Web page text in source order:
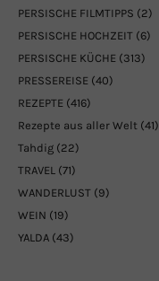
PERSISCHE FILMTIPPS (2)
PERSISCHE HOCHZEIT (6)
PERSISCHE KÜCHE (313)
PRESSEREISE (40)
REZEPTE (416)
Rezepte aus aller Welt (41)
Tahdig (22)
TRAVEL (71)
WANDERLUST (9)
WEIN (19)
YALDA (43)